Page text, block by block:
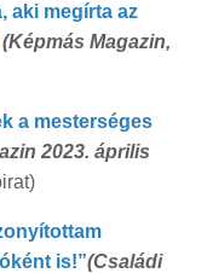
aki megírta az
(Képmás Magazin,
a mesterséges
2023. április
is!”(Családi